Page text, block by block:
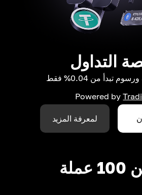
التداول
تبدأ من 0.04% فقط
Powered by
لمعرفة المزيد
ندعم أكثر من 100 عملة